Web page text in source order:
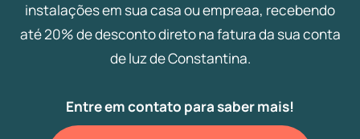
instalações em sua casa ou empreaa, recebendo
até 20% de desconto direto na fatura da sua conta
de luz de Constantina.
Entre em contato para saber mais!